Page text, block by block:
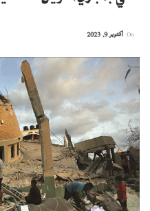
اکتوبر 9, 2023